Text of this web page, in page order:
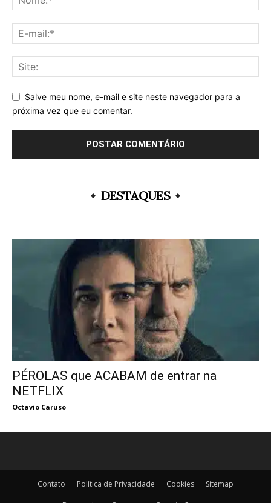
Salve meu nome, e-mail e site neste navegador para a
próxima vez que eu comentar.
DESTAQUES
PÉROLAS que ACABAM de entrar na
NETFLIX
Octavio Caruso
Contato Política de Privacidade Cookies Sitemap